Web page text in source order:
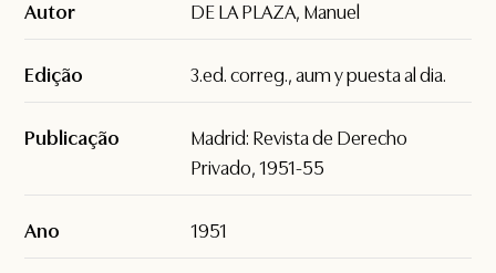
Autor DE LA PLAZA, Manuel
Edição 3.ed. correg., aum y puesta al dia.
Publicação
Madrid: Revista de Derecho
Privado, 1951-55
Ano 1951